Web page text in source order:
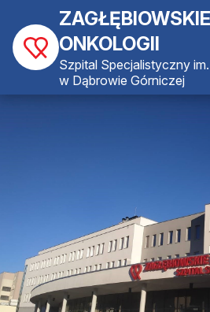
ONKOLOGII
Szpital Specjalistyczny
w Dąbrowie Górniczej